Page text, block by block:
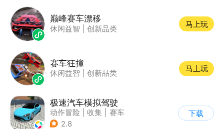
巅峰赛车漂移
休闲益智 创新品类
马上玩
赛车狂撞
休闲益智 创新品类
马上玩
极速汽车模拟驾驶
动作冒险 收集
赛车
| 漂移
2.8
下载